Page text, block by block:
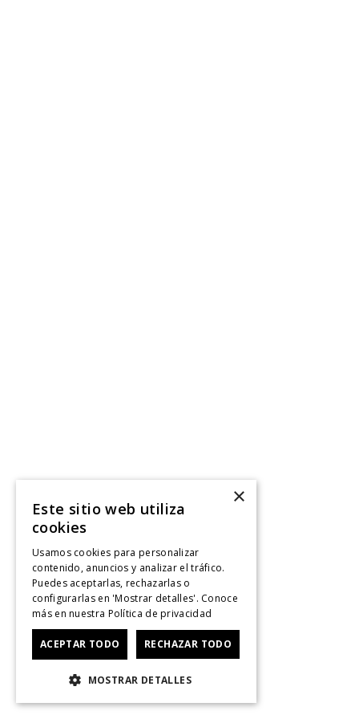
×
Este sitio web utiliza
cookies
Usamos cookies para personalizar
contenido, anuncios y analizar el tráfico.
Puedes aceptarlas, rechazarlas o
configurarlas en 'Mostrar detalles'. Conoce
más en nuestra Política de privacidad
ACEPTAR TODO RECHAZAR TODO
MOSTRAR DETALLES